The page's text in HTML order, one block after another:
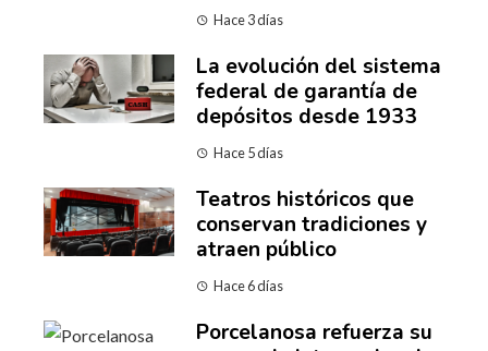
Hace 3 días
La evolución del sistema
federal de garantía de
depósitos desde 1933
Hace 5 días
Teatros históricos que
conservan tradiciones y
atraen público
Hace 6 días
Porcelanosa refuerza su